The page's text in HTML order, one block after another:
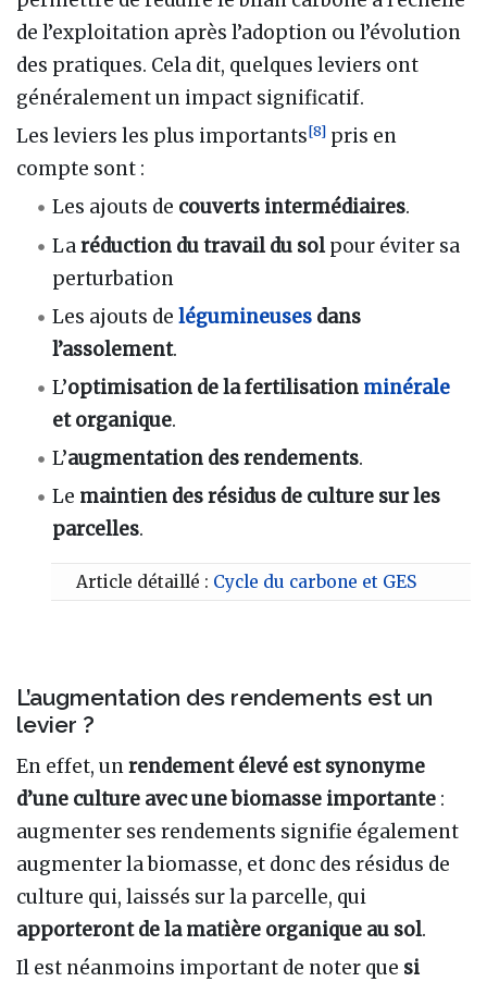
de l’exploitation après l’adoption ou l’évolution
des pratiques. Cela dit, quelques leviers ont
généralement un impact significatif.
Les leviers les plus importants[8] pris en
compte sont :
Les ajouts de couverts intermédiaires.
Laréduction du travail du solpour éviter sa
perturbation
Les ajouts delégumineuses dans
l’assolement.
L’optimisation de la fertilisation minérale
et organique.
L’augmentation des rendements.
Le maintien des résidus de culture sur les
parcelles.
Article détaillé : Cycle du carbone et GES
L’augmentation des rendements est un
levier ?
En effet, unrendement élevé est synonyme
d’une culture avec une biomasse importante :
augmenter ses rendements signifie également
augmenter la biomasse, et donc des résidus de
culture qui, laissés sur la parcelle, qui
apporteront de la matière organique au sol.
Il est néanmoins important de noter que si